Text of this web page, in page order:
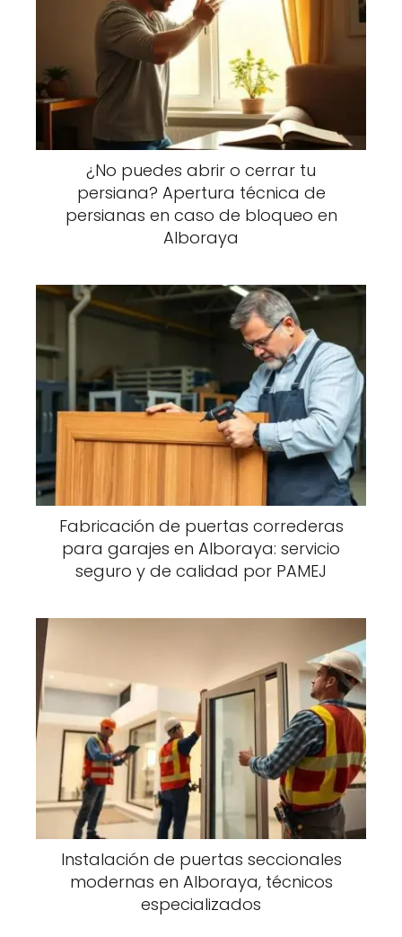
¿No puedes abrir o cerrar tu
persiana? Apertura técnica de
persianas en caso de bloqueo en
Alboraya
Fabricación de puertas correderas
para garajes en Alboraya: servicio
seguro y de calidad por PAMEJ
Instalación de puertas seccionales
modernas en Alboraya, técnicos
especializados